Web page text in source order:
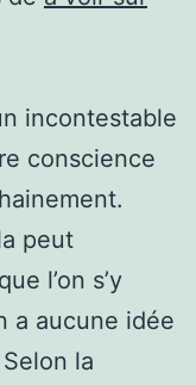
incontestable
conscience
peut
l’on s’y
a aucune idée
la